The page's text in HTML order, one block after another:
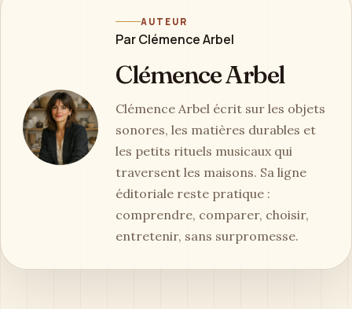
AUTEUR
Par Clémence Arbel
Clémence Arbel
Clémence Arbel écrit sur les objets
sonores, les matières durables et
les petits rituels musicaux qui
traversent les maisons. Sa ligne
éditoriale reste pratique :
comprendre, comparer, choisir,
entretenir, sans surpromesse.